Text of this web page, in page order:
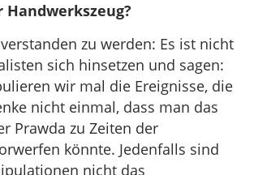
Handwerkszeug?
zu werden: Es ist nicht
sich hinsetzen und sagen:
wir mal die Ereignisse, die
nicht einmal, dass man das
Prawda zu Zeiten der
könnte. Jedenfalls sind
nicht das